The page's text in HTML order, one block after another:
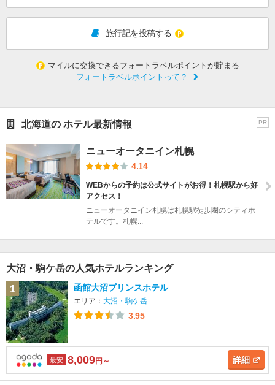
旅行記を投稿する
マイルに交換できるフォートラベルポイントが貯まる
フォートラベルポイントって？
PR
北海道の ホテル最新情報
ニューオータニイン札幌
4.14
WEBからの予約は公式サイトがお得！札幌駅から好
アクセス！
ニューオータニイン札幌は札幌駅徒歩圏のシティホ
テルです。札幌...
大沼・駒ケ岳の人気ホテルランキング
1
函館大沼プリンスホテル
エリア： 大沼・駒ケ岳
3.95
最安 8,009円～ 詳細